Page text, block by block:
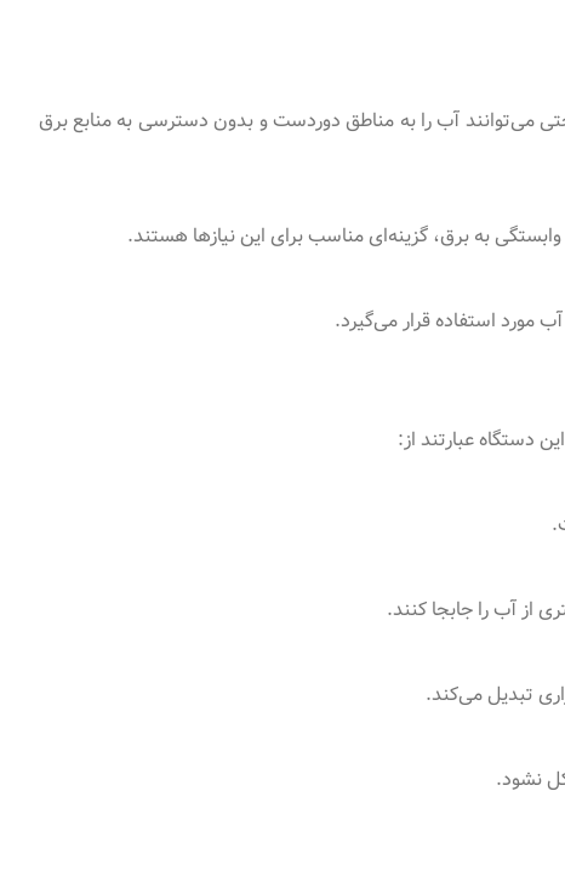
می‌توانند آب را به مناطق دوردست و بدون دسترسی به منابع برق
به برق، گزینه‌ای مناسب برای این نیازها هستند.
مورد استفاده قرار می‌گیرد.
دستگاه عبارتند از:
از آب را جابجا کنند.
تبدیل می‌کند.
نشود.